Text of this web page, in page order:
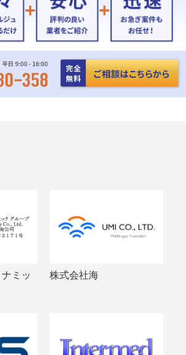
ミッ
株式会社海